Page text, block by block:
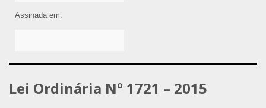
Assinada em:
Lei Ordinária Nº 1721 – 2015